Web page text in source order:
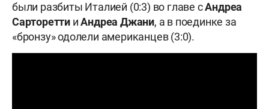
были разбиты Италией (0:3) во главе сАндреа
Сарторетти иАндреа Джани, а в поединке за
«бронзу» одолели американцев (3:0).